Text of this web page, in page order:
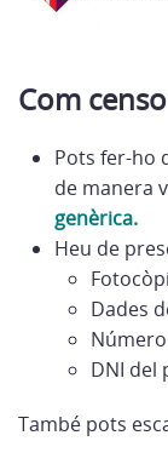
Com
Pots fer-ho
de manera
genèrica.
Heu de
Dades
DNI del
També pots